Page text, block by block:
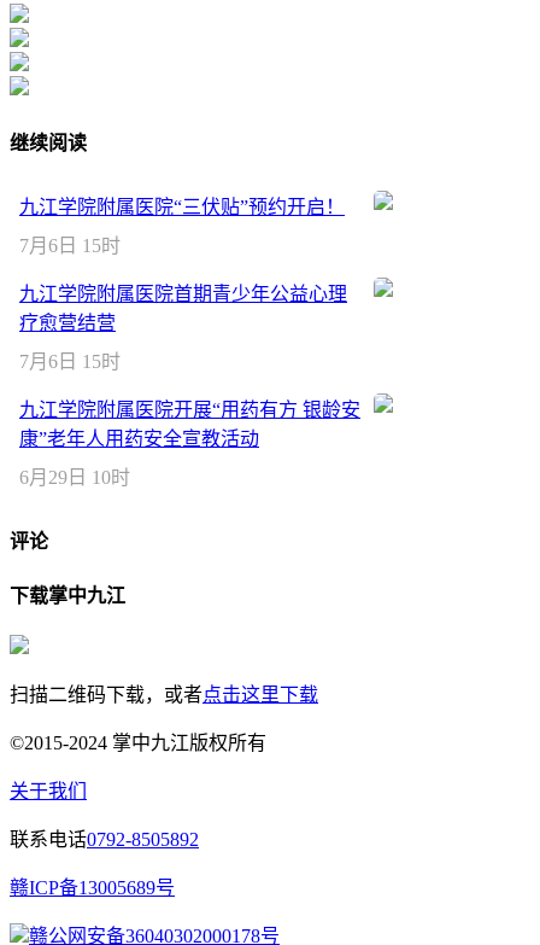
继续阅读
九江学院附属医院“三伏贴”预约开启！
7月6日 15时
九江学院附属医院首期青少年公益心理
疗愈营结营
7月6日 15时
九江学院附属医院开展“用药有方 银龄安
康”老年人用药安全宣教活动
6月29日 10时
评论
下载掌中九江
扫描二维码下载，或者点击这里下载
©2015-2024 掌中九江版权所有
关于我们
联系电话0792-8505892
赣ICP备13005689号
赣公网安备36040302000178号